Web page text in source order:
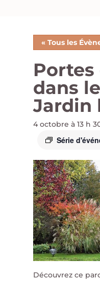
« Tous les
dans
Jardin
4 octobre à 13 h
Série
Découvrez ce